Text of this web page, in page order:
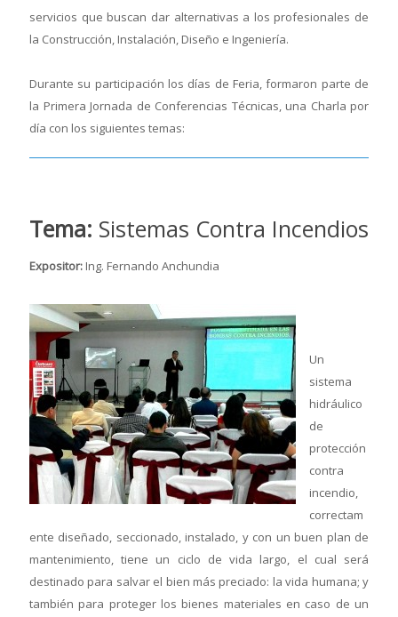
servicios que buscan dar alternativas a los profesionales de
la Construcción, Instalación, Diseño e Ingeniería.
Durante su participación los días de Feria, formaron parte de
la Primera Jornada de Conferencias Técnicas, una Charla por
día con los siguientes temas:
Tema: Sistemas Contra Incendios
Expositor: Ing. Fernando Anchundia
Un
sistema
hidráulico
de
protección
contra
incendio,
correctam
ente diseñado, seccionado, instalado, y con un buen plan de
mantenimiento, tiene un ciclo de vida largo, el cual será
destinado para salvar el bien más preciado: la vida humana; y
también para proteger los bienes materiales en caso de un